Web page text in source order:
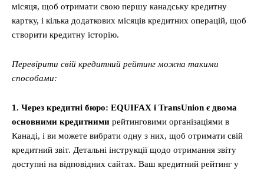
місяця, щоб отримати свою першу канадську кредитну
картку, і кілька додаткових місяців кредитних операцій, щоб
створити кредитну історію.
Перевірити свій кредитний рейтинг можна такими
способами:
1. Через кредитні бюро: EQUIFAX і TransUnion є двома
основними кредитними рейтинговими організаціями в
Канаді, і ви можете вибрати одну з них, щоб отримати свій
кредитний звіт. Детальні інструкції щодо отримання звіту
доступні на відповідних сайтах. Ваш кредитний рейтинг у